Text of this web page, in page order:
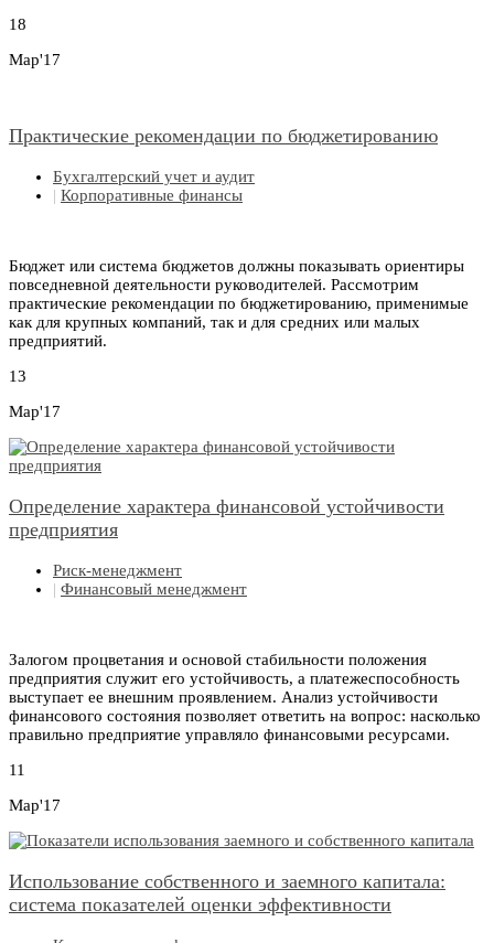
18
Мар'17
Практические рекомендации по бюджетированию
Бухгалтерский учет и аудит
| Корпоративные финансы
Бюджет или система бюджетов должны показывать ориентиры
повседневной деятельности руководителей. Рассмотрим
практические рекомендации по бюджетированию, применимые
как для крупных компаний, так и для средних или малых
предприятий.
13
Мар'17
Определение характера финансовой устойчивости
предприятия
Риск-менеджмент
| Финансовый менеджмент
Залогом процветания и основой стабильности положения
предприятия служит его устойчивость, а платежеспособность
выступает ее внешним проявлением. Анализ устойчивости
финансового состояния позволяет ответить на вопрос: насколько
правильно предприятие управляло финансовыми ресурсами.
11
Мар'17
Использование собственного и заемного капитала:
система показателей оценки эффективности